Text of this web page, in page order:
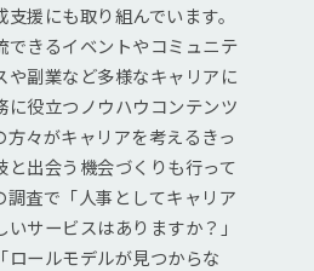
援にも取り組んでいます。
できるイベントやコミュニテ
や副業など多様なキャリアに
に役立つノウハウコンテンツ
々がキャリアを考えるきっ
と出会う機会づくりも行って
調査で「人事としてキャリア
サービスはありますか？」
ロールモデルが見つからな